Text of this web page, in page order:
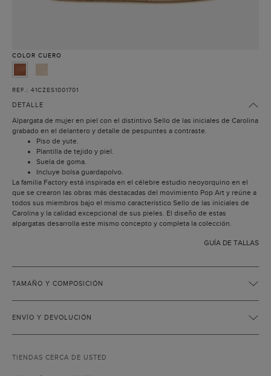
COLOR CUERO
REF.: 41CZES1001701
DETALLE
Alpargata de mujer en piel con el distintivo Sello de las iniciales de Carolina
grabado en el delantero y detalle de pespuntes a contraste.
Piso de yute.
Plantilla de tejido y piel.
Suela de goma.
Incluye bolsa guardapolvo.
La familia Factory está inspirada en el célebre estudio neoyorquino en el
que se crearon las obras más destacadas del movimiento Pop Art y reúne a
todos sus miembros bajo el mismo característico Sello de las iniciales de
Carolina y la calidad excepcional de sus pieles. El diseño de estas
alpargatas desarrolla este mismo concepto y completa la colección.
GUÍA DE TALLAS
TAMAÑO Y COMPOSICIÓN
ENVÍO Y DEVOLUCIÓN
TIENDAS CERCA DE USTED